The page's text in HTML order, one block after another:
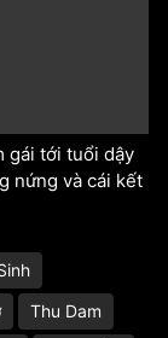
gái tới tuổi dậy
nứng và cái kết
Thu Dam